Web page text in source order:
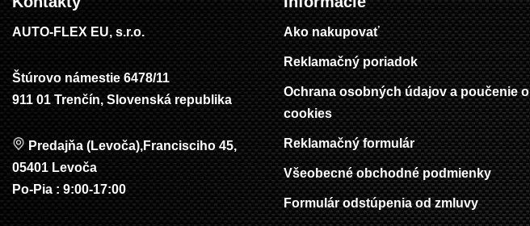
AUTO-FLEX EU, s.r.o.
Štúrovo námestie 6478/11
911 01 Trenčín, Slovenská republika
Predajňa (Levoča),Francisciho 45,
05401 Levoča
Po-Pia : 9:00-17:00
Ako nakupovať
Reklamačný poriadok
Ochrana osobných údajov a poučenie o
cookies
Reklamačný formulár
Všeobecné obchodné podmienky
Formulár odstúpenia od zmluvy